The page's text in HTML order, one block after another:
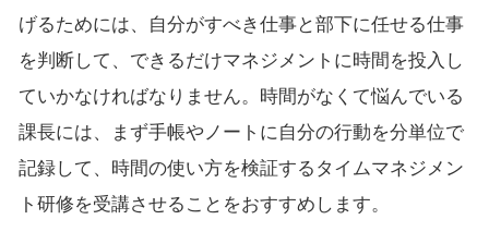
げるためには、自分がすべき仕事と部下に任せる仕事
を判断して、できるだけマネジメントに時間を投入し
ていかなければなりません。時間がなくて悩んでいる
課長には、まず手帳やノートに自分の行動を分単位で
記録して、時間の使い方を検証するタイムマネジメン
ト研修を受講させることをおすすめします。